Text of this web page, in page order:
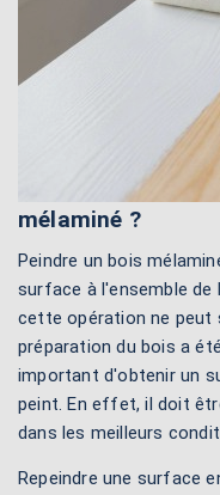
mélaminé ?
Peindre un bois
surface à l'ensemble de
cette opération ne peut
préparation du bois a
important d'obtenir un
peint. En effet, il doit
dans les meilleurs
Repeindre une surface